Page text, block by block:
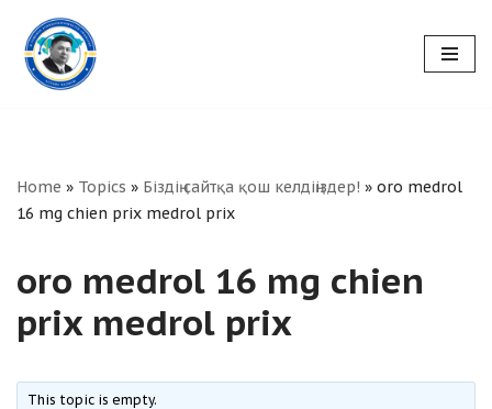
Skip
to
Home » Topics » Біздің сайтқа қош келдіңіздер! » oro medrol
16 mg chien prix medrol prix
oro medrol 16 mg chien
prix medrol prix
This topic is empty.